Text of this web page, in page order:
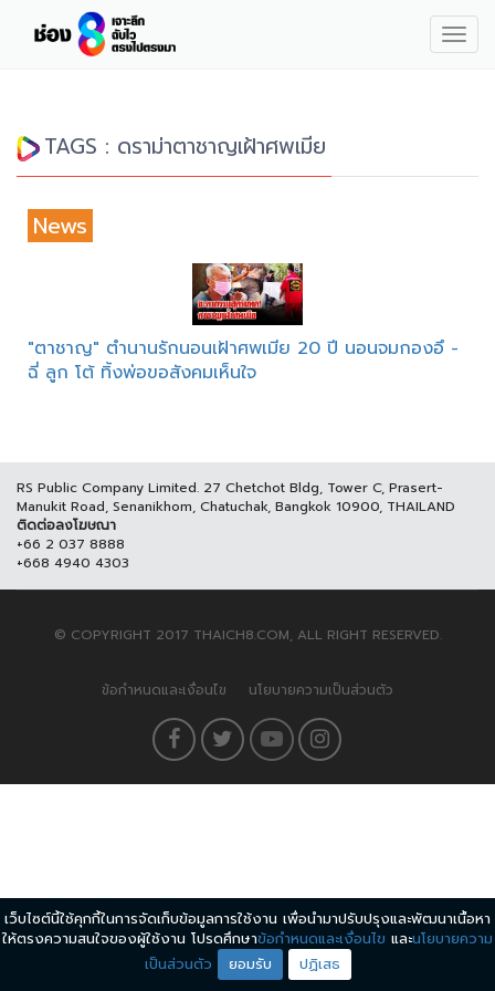
TAGS : ดราม่าตาชาญเฝ้าศพเมีย
News
"ตาชาญ" ตำนานรักนอนเฝ้าศพเมีย 20 ปี นอนจมกองอึ -
ฉี่ ลูก โต้ ทิ้งพ่อขอสังคมเห็นใจ
RS Public Company Limited. 27 Chetchot Bldg, Tower C, Prasert-
Manukit Road, Senanikhom, Chatuchak, Bangkok 10900, THAILAND
ติดต่อลงโฆษณา
+66 2 037 8888
+668 4940 4303
© COPYRIGHT 2017 THAICH8.COM, ALL RIGHT RESERVED.
ข้อกำหนดและเงื่อนไข นโยบายความเป็นส่วนตัว
เว็บไซต์นี้ใช้คุกกี้ในการจัดเก็บข้อมูลการใช้งาน เพื่อนำมาปรับปรุงและพัฒนาเนื้อหา
ให้ตรงความสนใจของผู้ใช้งาน โปรดศึกษาข้อกำหนดและเงื่อนไข และนโยบายความ
เป็นส่วนตัว
ยอมรับ ปฏิเสธ